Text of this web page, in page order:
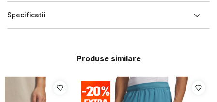
Specificatii
Produse similare